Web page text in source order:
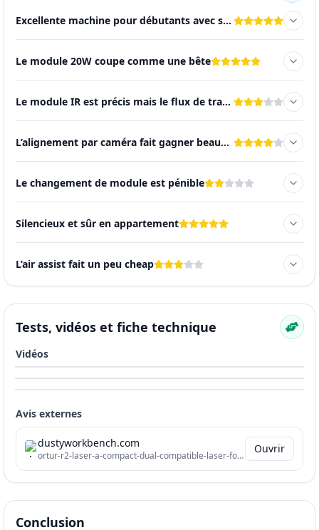
Excellente machine pour débutants avec sécurité de niveau pro
Le module 20W coupe comme une bête
Le module IR est précis mais le flux de travail est délicat
L’alignement par caméra fait gagner beaucoup de temps
Le changement de module est pénible
Silencieux et sûr en appartement
L’air assist fait un peu cheap
Tests, vidéos et fiche technique
Vidéos
Avis externes
dustyworkbench.com
ortur-r2-laser-a-compact-dual-compatible-laser-for-wood-and-metal
Ouvrir
Conclusion